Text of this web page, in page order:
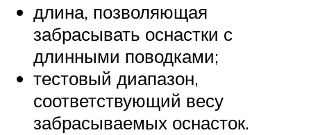
длина, позволяющая
забрасывать оснастки с
длинными поводками;
тестовый диапазон,
соответствующий весу
забрасываемых оснасток.